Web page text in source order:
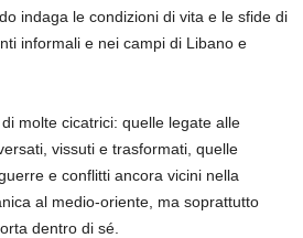
indaga le condizioni di vita e le sfide di
informali e nei campi di Libano e
molte cicatrici: quelle legate alle
vissuti e trasformati, quelle
e conflitti ancora vicini nella
al medio-oriente, ma soprattutto
dentro di sé.